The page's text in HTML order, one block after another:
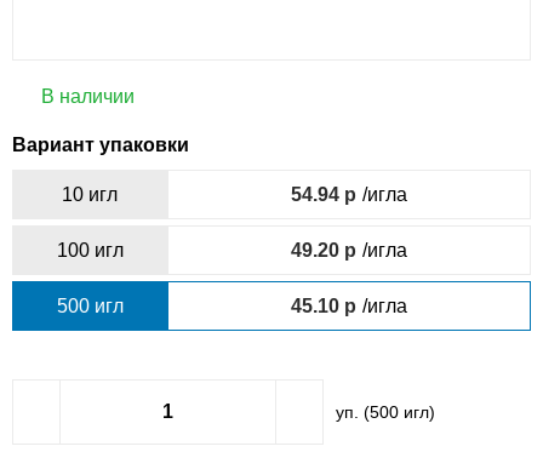
В наличии
Вариант упаковки
10 игл 54.94 /игла
100 игл 49.20 /игла
500 игл 45.10 /игла
уп. (500игл)